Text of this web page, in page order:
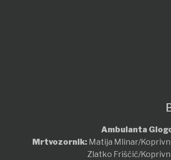
Ambulanta
Mrtvozornik: Matija Mlinar/
Zlatko Friščić/